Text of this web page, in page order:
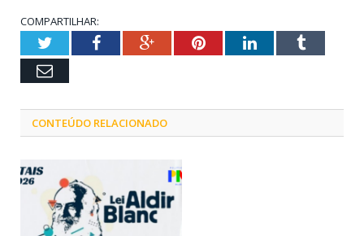
COMPARTILHAR:
TwitterFacebookGoogle+PinterestLinkedInTumblr
Email
CONTEÚDO RELACIONADO